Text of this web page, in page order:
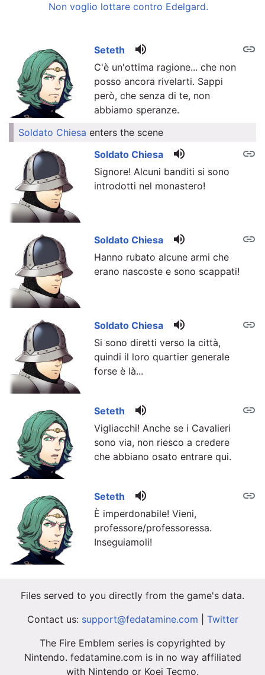
Non voglio lottare contro Edelgard.
link
link
Seteth volume_up
C'è un'ottima ragione... che non
posso ancora rivelarti. Sappi
però, che senza di te, non
abbiamo speranze.
Soldato Chiesa enters the scene
link
Soldato Chiesa volume_up
Signore! Alcuni banditi si sono
introdotti nel monastero!
link
Soldato Chiesa volume_up
Hanno rubato alcune armi che
erano nascoste e sono scappati!
link
Soldato Chiesa volume_up
Si sono diretti verso la città,
quindi il loro quartier generale
forse è là...
link
Seteth volume_up
Vigliacchi! Anche se i Cavalieri
sono via, non riesco a credere
che abbiano osato entrare qui.
link
Seteth volume_up
È imperdonabile! Vieni,
professore/professoressa.
Inseguiamoli!
Files served to you directly from the game's data.
Contact us: support@fedatamine.com
Twitter
The Fire Emblem series is copyrighted by
Nintendo. fedatamine.com is in no way affiliated
with Nintendo or Koei Tecmo.